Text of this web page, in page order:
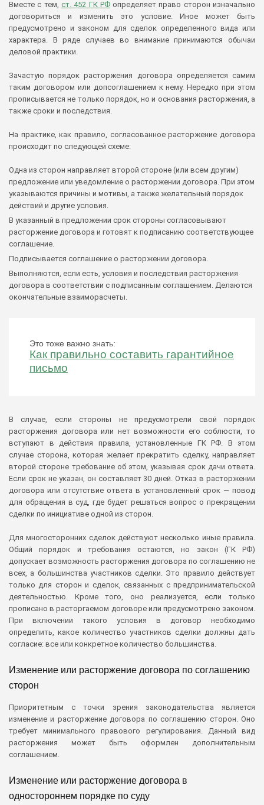
Вместе с тем, ст. 452 ГК РФопределяет право сторон изначально
договориться и изменить это условие. Иное может быть
предусмотрено и законом для сделок определенного вида или
характера. В ряде случаев во внимание принимаются обычаи
деловой практики.
Зачастую порядок расторжения договора определяется самим
таким договором или допсоглашением к нему. Нередко при этом
прописывается не только порядок, но и основания расторжения, а
также сроки и последствия.
На практике, как правило, согласованное расторжение договора
происходит по следующей схеме:
Одна из сторон направляет второй стороне (или всем другим)
предложение или уведомление о расторжении договора. При этом
указываются причины и мотивы, а также желательный порядок
действий и другие условия.
В указанный в предложении срок стороны согласовывают
расторжение договора и готовят к подписанию соответствующее
соглашение.
Подписывается соглашение о расторжении договора.
Выполняются, если есть, условия и последствия расторжения
договора в соответствии с подписанным соглашением. Делаются
окончательные взаиморасчеты.
Это тоже важно знать:
Как правильно составить гарантийное
письмо
В случае, если стороны не предусмотрели свой порядок
расторжения договора или нет возможности его соблюсти, то
вступают в действия правила, установленные ГК РФ. В этом
случае сторона, которая желает прекратить сделку, направляет
второй стороне требование об этом, указывая срок дачи ответа.
Если срок не указан, он составляет 30 дней. Отказ в расторжении
договора или отсутствие ответа в установленный срок — повод
для обращения в суд, где будет решаться вопрос о прекращении
сделки по инициативе одной из сторон.
Для многосторонних сделок действуют несколько иные правила.
Общий порядок и требования остаются, но закон (ГК РФ)
допускает возможность расторжения договора по соглашению не
всех, а большинства участников сделки. Это правило действует
только для сторон и сделок, связанных с предпринимательской
деятельностью. Кроме того, оно реализуется, если только
прописано в расторгаемом договоре или предусмотрено законом.
При включении такого условия в договор необходимо
определить, какое количество участников сделки должны дать
согласие: все или конкретное количество большинства.
Изменение или расторжение договора по соглашению
сторон
Приоритетным с точки зрения законодательства является
изменение и расторжение договора по соглашению сторон. Оно
требует минимального правового регулирования. Данный вид
расторжения может быть оформлен дополнительным
соглашением.
Изменение или расторжение договора в
одностороннем порядке по суду